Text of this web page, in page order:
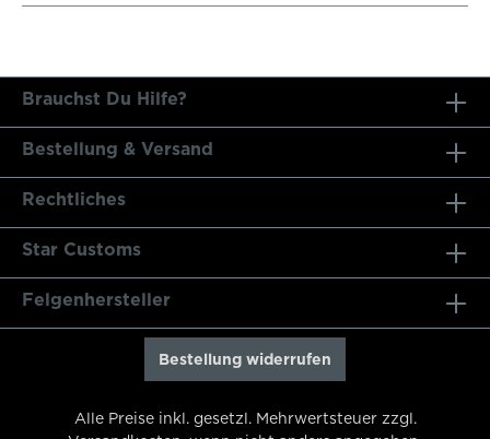
Brauchst Du Hilfe?
Bestellung & Versand
Rechtliches
Star Customs
Felgenhersteller
Bestellung widerrufen
Alle Preise inkl. gesetzl. Mehrwertsteuer zzgl.